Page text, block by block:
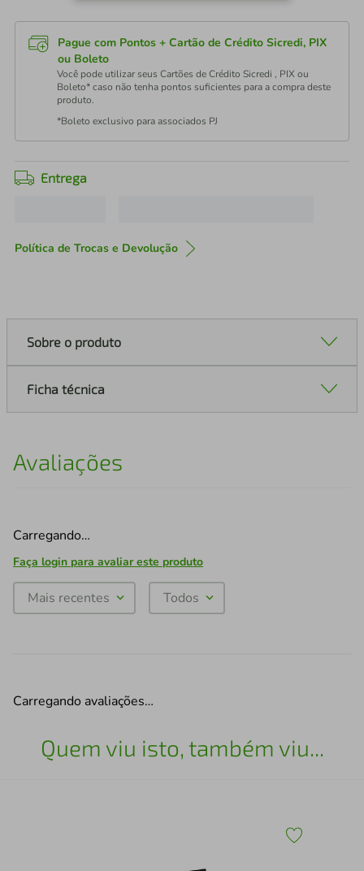
Pague com Pontos + Cartão de Crédito Sicredi, PIX
ou Boleto
Você pode utilizar seus Cartões de Crédito Sicredi , PIX ou
Boleto* caso não tenha pontos suficientes para a compra deste
produto.
*Boleto exclusivo para associados PJ
Entrega
Política de Trocas e Devolução
Sobre o produto
Ficha técnica
Avaliações
Carregando…
Faça login para avaliar este produto
Mais recentes Todos
Carregando avaliações…
Quem viu isto, também viu...